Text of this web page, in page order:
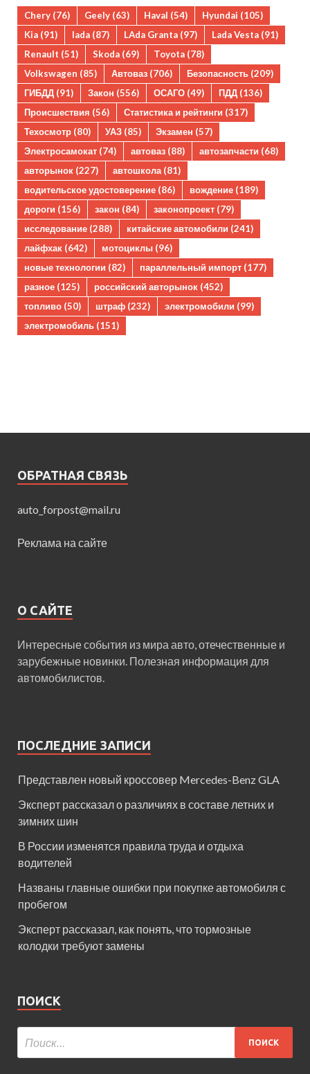
Chery (76) Geely (63) Haval (54) Hyundai (105)
Kia (91) lada (87) LAda Granta (97) Lada Vesta (91)
Renault (51) Skoda (69) Toyota (78)
Volkswagen (85) Автоваз (706) Безопасность (209)
ГИБДД (91) Закон (556) ОСАГО (49) ПДД (136)
Происшествия (56) Статистика и рейтинги (317)
Техосмотр (80) УАЗ (85) Экзамен (57)
Электросамокат (74) автоваз (88) автозапчасти (68)
авторынок (227) автошкола(81)
водительское удостоверение (86) вождение (189)
дороги (156) закон (84) законопроект (79)
исследование (288) китайские автомобили (241)
лайфхак (642) мотоциклы (96)
новые технологии (82) параллельный импорт (177)
разное (125) российский авторынок (452)
топливо (50) штраф (232) электромобили (99)
электромобиль (151)
ОБРАТНАЯ СВЯЗЬ
auto_forpost@mail.ru
Реклама на сайте
О САЙТЕ
Интересные события из мира авто, отечественные и
зарубежные новинки. Полезная информация для
автомобилистов.
ПОСЛЕДНИЕ ЗАПИСИ
Представлен новый кроссовер Mercedes-Benz GLA
Эксперт рассказал о различиях в составе летних и
зимних шин
В России изменятся правила труда и отдыха
водителей
Названы главные ошибки при покупке автомобиля с
пробегом
Эксперт рассказал, как понять, что тормозные
колодки требуют замены
ПОИСК